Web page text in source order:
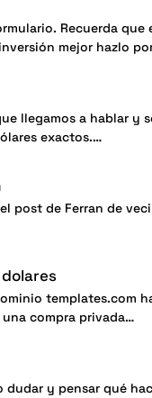
Recuerda que
mejor hazlo
llegamos a hablar y
exactos.…
post de Ferran de
templates.com
compra privada…
y pensar qué